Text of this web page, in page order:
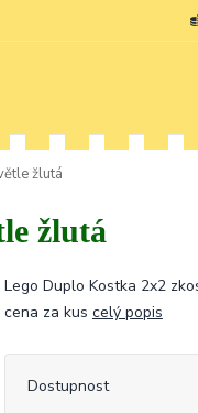
žlutá
žlutá
Lego Duplo Kostka 2x2
cena za kus celý popis
Dostupnost